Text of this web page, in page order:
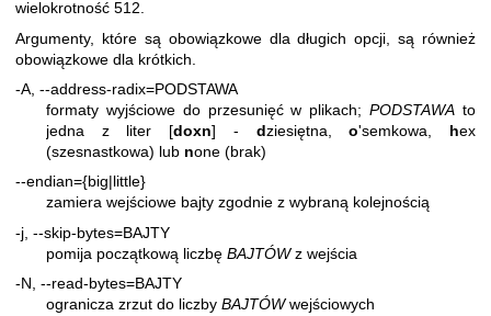
wielokrotność 512.
Argumenty, które są obowiązkowe dla długich opcji, są również
obowiązkowe dla krótkich.
-A, --address-radix=PODSTAWA
formaty wyjściowe do przesunięć w plikach;PODSTAWA to
jedna z liter [doxn] - dziesiętna,o'semkowa, hex
(szesnastkowa) lub none (brak)
--endian={big|little}
zamiera wejściowe bajty zgodnie z wybraną kolejnością
-j, --skip-bytes=BAJTY
pomija początkową liczbę BAJTÓWz wejścia
-N, --read-bytes=BAJTY
ogranicza zrzut do liczby BAJTÓWwejściowych